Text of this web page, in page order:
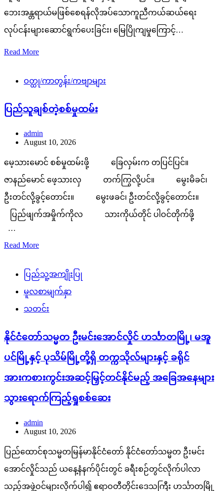
ဘေးအန္တရာယ်မဖြစ်စေရန်လိုအပ်သောကူညီကယ်ဆယ်ရေး
လုပ်ငန်းများဆောင်ရွက်ပေးခြင်း၊ မြေပြိုကျမှုကြောင့်…
Read More
ဝတ္ထု/ကာတွန်း/ကဗျာများ
ပြည်သူချစ်တဲ့စစ်မှုထမ်း
admin
August 10, 2026
မေ့သားမောင် စစ်မှုထမ်းဖို့ ခြေလှမ်းက တပြင်ပြင်။
ဇာနည်မောင် ဖေ့သားလှ တက်ကြွလို့ပင်။ မွေးမိခင်၊
ဦးတင်လို့ခွင့်တောင်း။ မွေးဖခင်၊ ဦးတင်လို့ခွင့်တောင်း။
ပြည်ဖျက်အမှိုက်ကိုလ သားကိုယ်တိုင် ပါဝင်တိုက်ဖို့
…
Read More
ပြည်သူ့အကျိုးပြု
မူလစာမျက်နှာ
သတင်း
နိုင်ငံတော်သမ္မတ ဦးမင်းအောင်လှိုင် ဟင်္သာတမြို့၊ မအူ
ပင်မြို့နှင့် ပုသိမ်မြို့တို့ရှိ တက္ကသိုလ်များနှင့် ခရိုင်
အားကစားကွင်းအဆင့်မြှင့်တင်နိုင်မည့် အခြေအနေများ
သွားရောက်ကြည့်ရှုစစ်ဆေး
admin
August 10, 2026
ပြည်ထောင်စုသမ္မတမြန်မာနိုင်ငံတော် နိုင်ငံတော်သမ္မတ ဦးမင်း
အောင်လှိုင်သည် ယနေ့နံနက်ပိုင်းတွင် ခရီးစဉ်တွင်လိုက်ပါလာ
သည့်အဖွဲ့ဝင်များလိုက်ပါ၍ ဧရာဝတီတိုင်းဒေသကြီး ဟင်္သာတမြို့